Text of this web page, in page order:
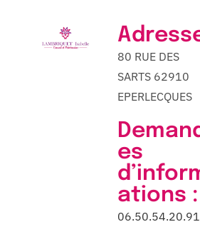
80 RUE DES
SARTS 62910
EPERLECQUES
es
ations :
06.50.54.20.91